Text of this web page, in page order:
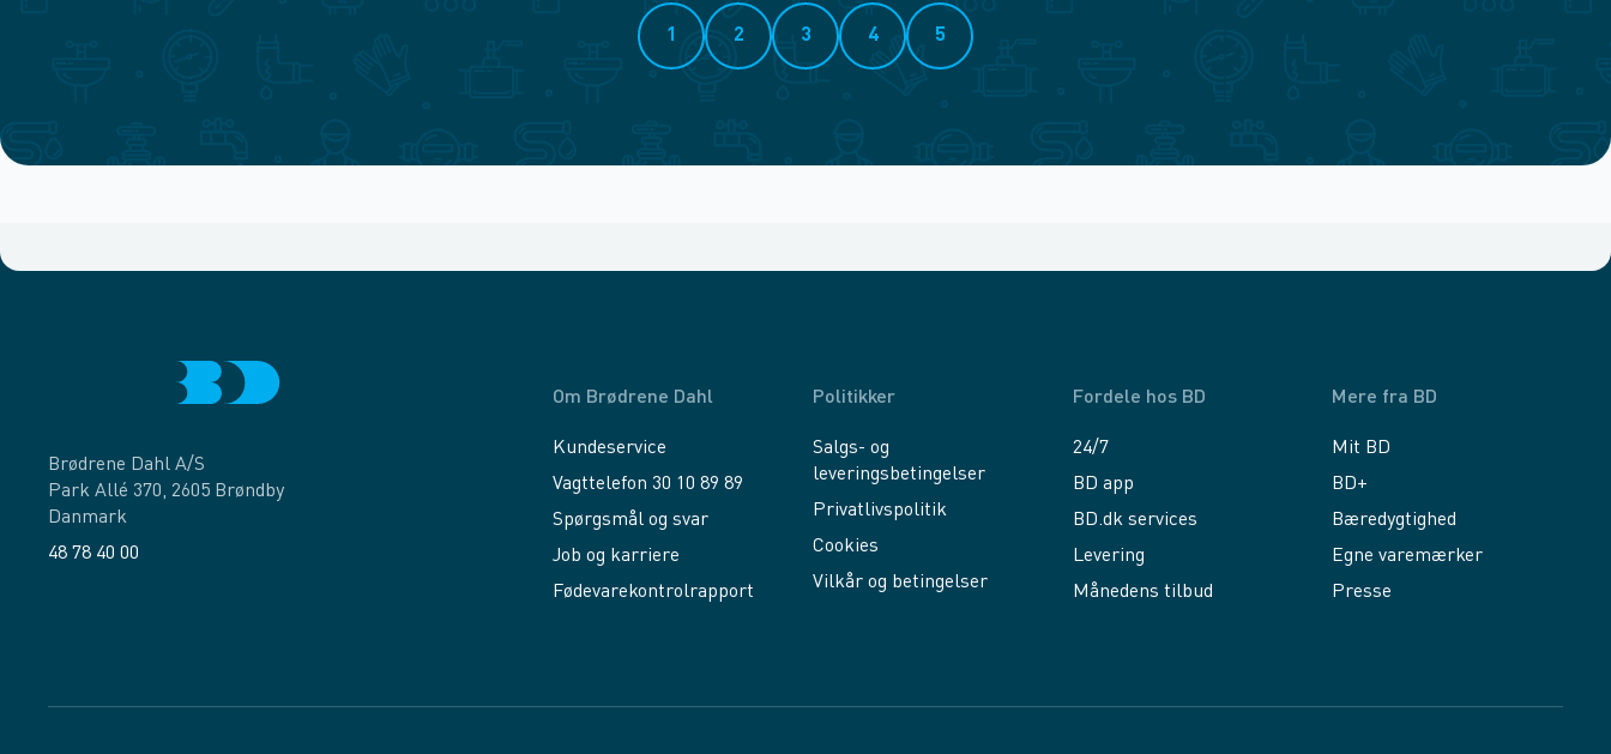
1 2 3 4 5
Brødrene Dahl A/S
Park Allé 370, 2605 Brøndby
Danmark
48 78 40 00
Om Brødrene Dahl
Kundeservice
Vagttelefon 30 10 89 89
Spørgsmål og svar
Job og karriere
Fødevarekontrolrapport
Politikker
Salgs- og
leveringsbetingelser
Privatlivspolitik
Cookies
Vilkår og betingelser
Fordele hos BD
24/7
BD app
BD.dk services
Levering
Månedens tilbud
Mere fra BD
Mit BD
BD+
Bæredygtighed
Egne varemærker
Presse